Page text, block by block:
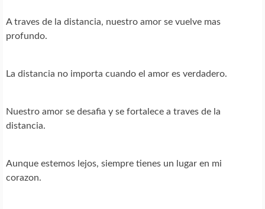
A traves de la distancia, nuestro amor se vuelve mas
profundo.
La distancia no importa cuando el amor es verdadero.
Nuestro amor se desafia y se fortalece a traves de la
distancia.
Aunque estemos lejos, siempre tienes un lugar en mi
corazon.